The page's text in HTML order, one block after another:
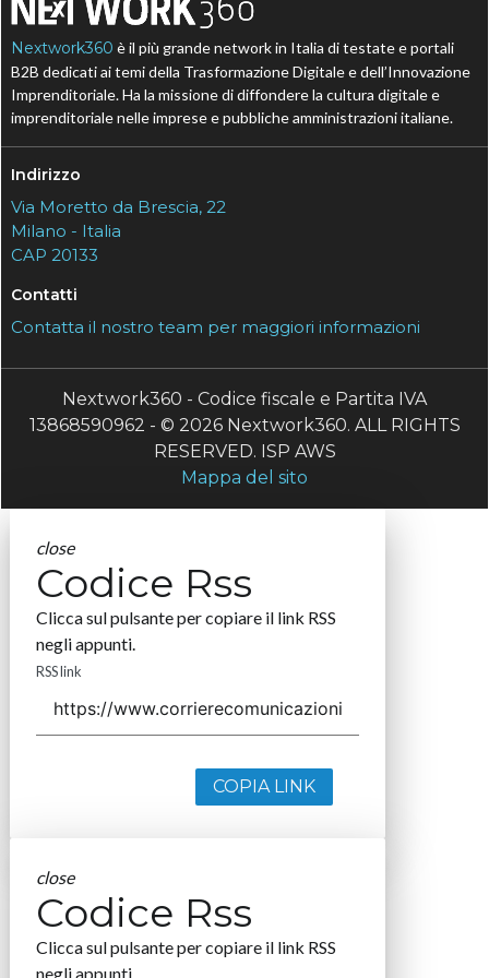
Nextwork360 è il più grande network in Italia di testate e portali
B2B dedicati ai temi della Trasformazione Digitale e dell’Innovazione
Imprenditoriale. Ha la missione di diffondere la cultura digitale e
imprenditoriale nelle imprese e pubbliche amministrazioni italiane.
Indirizzo
Via Moretto da Brescia, 22
Milano - Italia
CAP 20133
Contatti
Contatta il nostro team per maggiori informazioni
Nextwork360 - Codice fiscale e Partita IVA
13868590962 - © 2026 Nextwork360. ALL RIGHTS
RESERVED. ISP AWS
Mappa del sito
close
Codice Rss
Clicca sul pulsante per copiare il link RSS
negli appunti.
RSS link
COPIA LINK
close
Codice Rss
Clicca sul pulsante per copiare il link RSS
negli appunti.